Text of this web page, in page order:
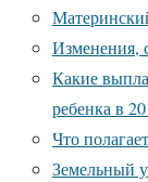
Изменения,
Какие
ребенка в
Что
Земельный